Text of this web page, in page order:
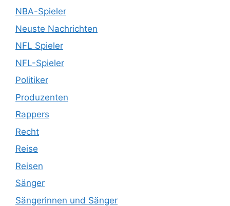
NBA-Spieler
Neuste Nachrichten
NFL Spieler
NFL-Spieler
Politiker
Produzenten
Rappers
Recht
Reise
Reisen
Sänger
Sängerinnen und Sänger